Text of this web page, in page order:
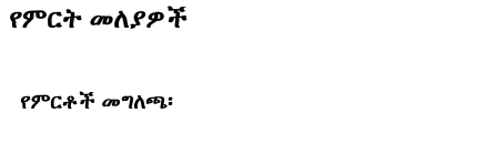
የምርት መለያዎች
የምርቶች መግለጫ፡